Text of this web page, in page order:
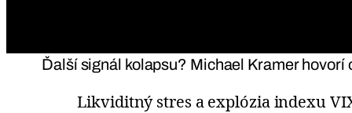
Ďalší signál kolapsu? Michael Kramer
Likviditný stres a explózia indexu